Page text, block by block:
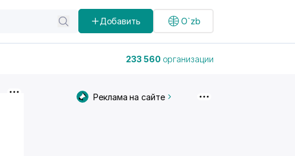
Добавить O`zb
233 560 организации
Реклама на сайте